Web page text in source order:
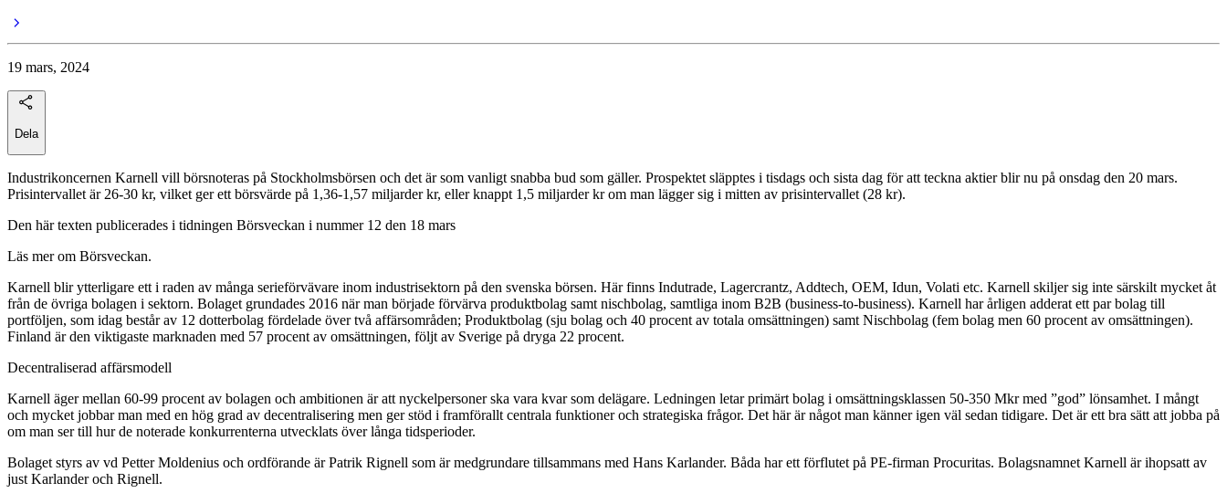
19 mars, 2024
Dela
Industrikoncernen Karnell vill börsnoteras på Stockholmsbörsen och det är som vanligt snabba bud som gäller. Prospektet släpptes i tisdags och sista dag för att teckna aktier blir nu på onsdag den 20 mars.
Prisintervallet är 26-30 kr, vilket ger ett börsvärde på 1,36-1,57 miljarder kr, eller knappt 1,5 miljarder kr om man lägger sig i mitten av prisintervallet (28 kr).
Den här texten publicerades i tidningen Börsveckan i nummer 12 den 18 mars
Läs mer om Börsveckan.
Karnell blir ytterligare ett i raden av många serieförvävare inom industrisektorn på den svenska börsen. Här finns Indutrade, Lagercrantz, Addtech, OEM, Idun, Volati etc. Karnell skiljer sig inte särskilt mycket åt
från de övriga bolagen i sektorn. Bolaget grundades 2016 när man började förvärva produktbolag samt nischbolag, samtliga inom B2B (business-to-business). Karnell har årligen adderat ett par bolag till
portföljen, som idag består av 12 dotterbolag fördelade över två affärsområden; Produktbolag (sju bolag och 40 procent av totala omsättningen) samt Nischbolag (fem bolag men 60 procent av omsättningen).
Finland är den viktigaste marknaden med 57 procent av omsättningen, följt av Sverige på dryga 22 procent.
Decentraliserad affärsmodell
Karnell äger mellan 60-99 procent av bolagen och ambitionen är att nyckelpersoner ska vara kvar som delägare. Ledningen letar primärt bolag i omsättningsklassen 50-350 Mkr med ”god” lönsamhet. I mångt
och mycket jobbar man med en hög grad av decentralisering men ger stöd i framförallt centrala funktioner och strategiska frågor. Det här är något man känner igen väl sedan tidigare. Det är ett bra sätt att jobba på
om man ser till hur de noterade konkurrenterna utvecklats över långa tidsperioder.
Bolaget styrs av vd Petter Moldenius och ordförande är Patrik Rignell som är medgrundare tillsammans med Hans Karlander. Båda har ett förflutet på PE-firman Procuritas. Bolagsnamnet Karnell är ihopsatt av
just Karlander och Rignell.